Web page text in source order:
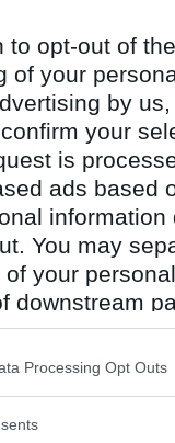
to opt-out of
of your
by
your
is
ads based
You may
your
downstream
by us
Participants
that this
Processing Opt Outs
nog igen